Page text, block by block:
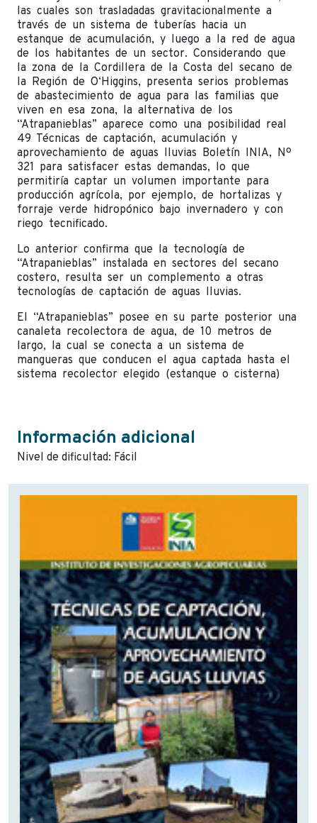
las cuales son trasladadas gravitacionalmente a
través de un sistema de tuberías hacia un
estanque de acumulación, y luego a la red de agua
de los habitantes de un sector. Considerando que
la zona de la Cordillera de la Costa del secano de
la Región de O‘Higgins, presenta serios problemas
de abastecimiento de agua para las familias que
viven en esa zona, la alternativa de los
“Atrapanieblas” aparece como una posibilidad real
49 Técnicas de captación, acumulación y
aprovechamiento de aguas lluvias Boletín INIA, Nº
321 para satisfacer estas demandas, lo que
permitiría captar un volumen importante para
producción agrícola, por ejemplo, de hortalizas y
forraje verde hidropónico bajo invernadero y con
riego tecnificado.
Lo anterior confirma que la tecnología de
“Atrapanieblas” instalada en sectores del secano
costero, resulta ser un complemento a otras
tecnologías de captación de aguas lluvias.
El “Atrapanieblas” posee en su parte posterior una
canaleta recolectora de agua, de 10 metros de
largo, la cual se conecta a un sistema de
mangueras que conducen el agua captada hasta el
sistema recolector elegido (estanque o cisterna)
Información adicional
Nivel de dificultad: Fácil